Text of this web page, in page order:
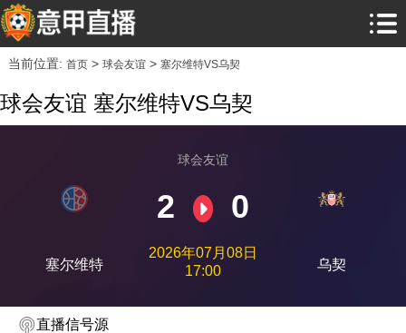
当前位置: 首页> 球会友谊> 塞尔维特VS乌契
球会友谊 塞尔维特VS乌契
塞尔维特
球会友谊
2 0
2026年07月08日
17:00
乌契
直播信号源